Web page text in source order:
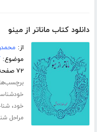
دانلود کتاب ماناتر از مینو
از:
موضوع:
۷۲ صفحه
خود،
مراحل